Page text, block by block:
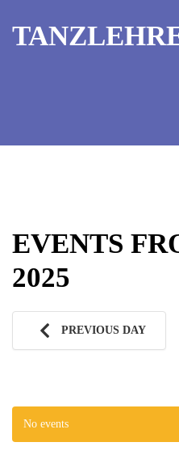
AUSBILDUNGTERMINE
KONTAKT
TANZMEISTER
EVENTS
2025
PREVIOUS DAY
No events